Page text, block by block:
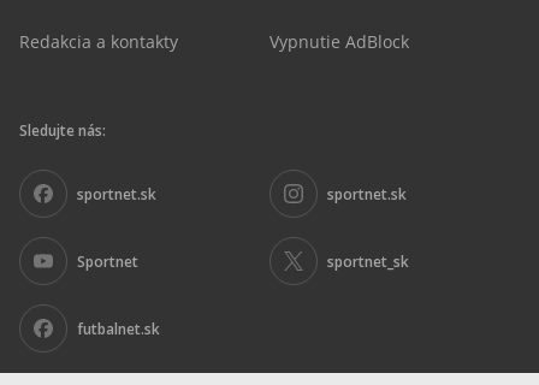
Redakcia a kontakty Vypnutie AdBlock
Sledujte nás:
sportnet.sk sportnet.sk
Sportnet sportnet_sk
futbalnet.sk